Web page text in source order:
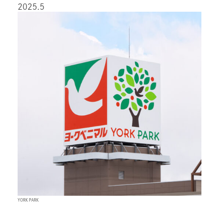
2025.5
YORK PARK